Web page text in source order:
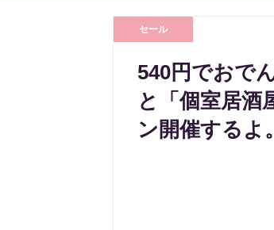
セール
540円でおで
と「個室居酒
ン開催するよ